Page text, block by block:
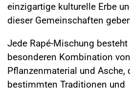
einzigartige kulturelle Erbe
dieser Gemeinschaften
Jede Rapé-Mischung besteht
besonderen Kombination
Pflanzenmaterial und Asche,
bestimmten Traditionen und